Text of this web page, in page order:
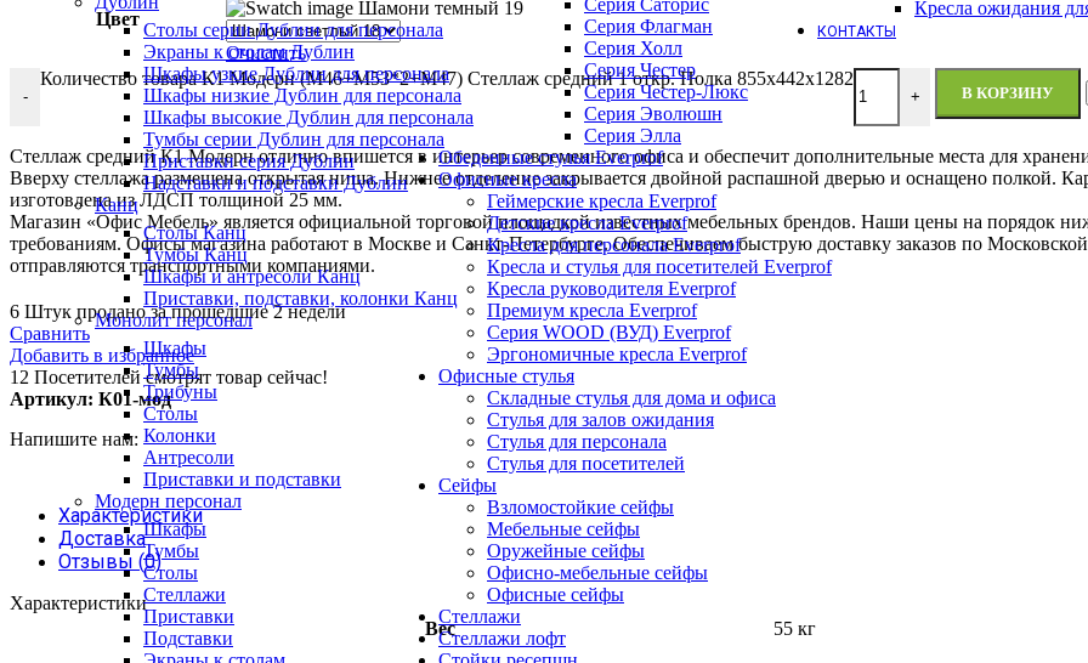
Кресла ожидания
КОНТАКТЫ
Серия Саторис
Серия Флагман
Серия Холл
Серия Честер
Серия Честер-Люкс
Серия Эволюшн
Серия Элла
Обеденные стулья Everprof
Офисные кресла
Геймерские кресла Everprof
Детские кресла Everprof
Кресла для персонала Everprof
Кресла и стулья для посетителей Everprof
Кресла руководителя Everprof
Премиум кресла Everprof
Серия WOOD (ВУД) Everprof
Эргономичные кресла Everprof
Офисные стулья
Складные стулья для дома и офиса
Стулья для залов ожидания
Стулья для персонала
Стулья для посетителей
Сейфы
Взломостойкие сейфы
Мебельные сейфы
Оружейные сейфы
Офисно-мебельные сейфы
Офисные сейфы
Стеллажи
Стеллажи лофт
Столы серии Дублин для персонала
Экраны к столам Дублин
Шкафы узкие Дублин для персонала
Шкафы низкие Дублин для персонала
Шкафы высокие Дублин для персонала
Тумбы серии Дублин для персонала
Приставки серия Дублин
Надставки и подставки Дублин
Канц
Столы Канц
Тумбы Канц
Шкафы и антресоли Канц
Приставки, подставки, колонки Канц
Монолит персонал
Шкафы
Тумбы
Трибуны
Столы
Колонки
Антресоли
Приставки и подставки
Модерн персонал
Шкафы
Тумбы
Столы
Стеллажи
Приставки
Подставки
Цвет
Шамони темный 19
Очистить
-
Количество товара К1 Модерн (М46+М53*2+М47) Стеллаж средний 1 откр. Полка 855х442х1282
+ В КОРЗИНУ
Стеллаж средний К1 Модерн отлично впишется в интерьер современного офиса и обеспечит дополнительные места для
Вверху стеллажа размещена открытая ниша. Нижнее отделение закрывается двойной распашной дверью и оснащено
изготовлена из ЛДСП толщиной 25 мм.
Магазин «Офис Мебель» является официальной торговой площадкой известных мебельных брендов. Наши цены на порядок
требованиям. Офисы магазина работают в Москве и Санкт-Петербурге. Обеспечиваем быструю доставку заказов по
отправляются транспортными компаниями.
6 Штук продано за прошедшие 2 недели
Сравнить
Добавить в избранное
12 Посетителей смотрят товар сейчас!
Артикул: К01-мод
Напишите нам:
Характеристики
Доставка
Отзывы (0)
Характеристики
Вес
55 кг